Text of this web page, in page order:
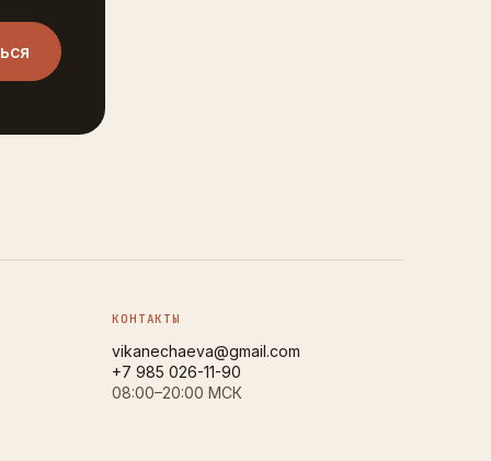
КОНТАКТЫ
vikanechaeva@gmail.com
+7 985 026-11-90
08:00–20:00 МСК